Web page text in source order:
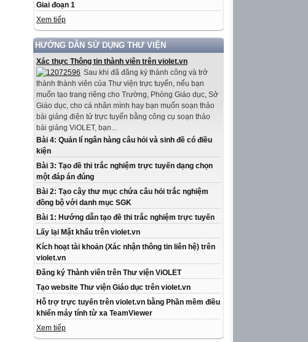
Giai đoạn 1
Xem tiếp
HƯỚNG DẪN SỬ DỤNG THƯ VIỆN
Xác thực Thông tin thành viên trên violet.vn
Sau khi đã đăng ký thành công và trở
thành thành viên của Thư viện trực tuyến, nếu bạn
muốn tạo trang riêng cho Trường, Phòng Giáo dục, Sở
Giáo dục, cho cá nhân mình hay bạn muốn soạn thảo
bài giảng điện tử trực tuyến bằng công cụ soạn thảo
bài giảng ViOLET, bạn...
Bài 4: Quản lí ngân hàng câu hỏi và sinh đề có điều
kiện
Bài 3: Tạo đề thi trắc nghiệm trực tuyến dạng chọn
một đáp án đúng
Bài 2: Tạo cây thư mục chứa câu hỏi trắc nghiệm
đồng bộ với danh mục SGK
Bài 1: Hướng dẫn tạo đề thi trắc nghiệm trực tuyến
Lấy lại Mật khẩu trên violet.vn
Kích hoạt tài khoản (Xác nhận thông tin liên hệ) trên
violet.vn
Đăng ký Thành viên trên Thư viện ViOLET
Tạo website Thư viện Giáo dục trên violet.vn
Hỗ trợ trực tuyến trên violet.vn bằng Phần mềm điều
khiển máy tính từ xa TeamViewer
Xem tiếp